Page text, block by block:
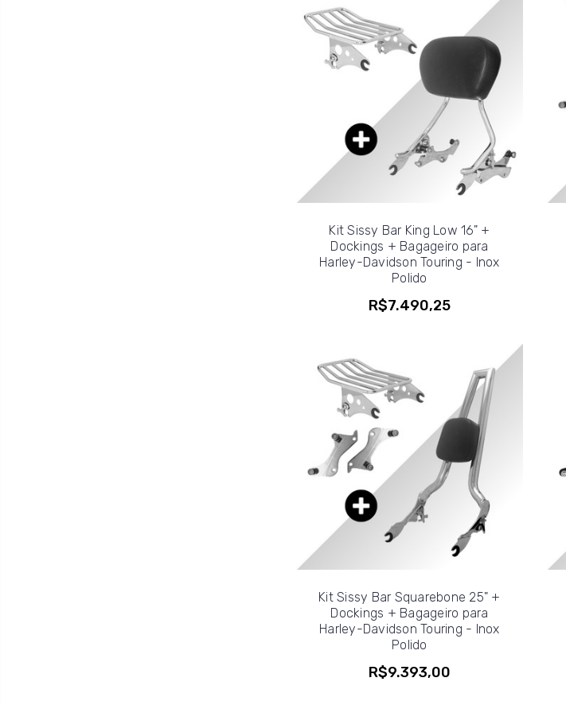
Kit Sissy Bar King Low 16" +
Dockings + Bagageiro para
Harley-Davidson Touring - Inox
Polido
R$7.490,25
Kit Sissy Bar Squarebone 25" +
Dockings + Bagageiro para
Harley-Davidson Touring - Inox
Polido
R$9.393,00